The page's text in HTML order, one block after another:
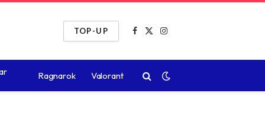
TOP-UP
Facebook
X
Instagram
Ragnarok Valorant